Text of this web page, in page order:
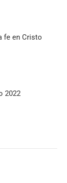
fe en Cristo
2022